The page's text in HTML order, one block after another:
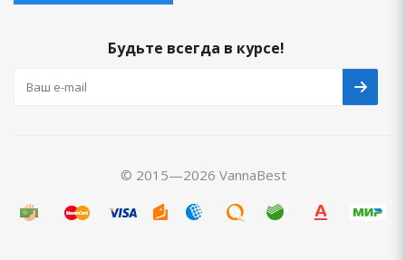
Будьте всегда в курсе!
© 2015—2026 VannaBest